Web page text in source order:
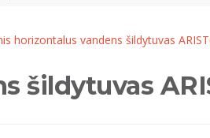
horizontalus vandens šildytuvas